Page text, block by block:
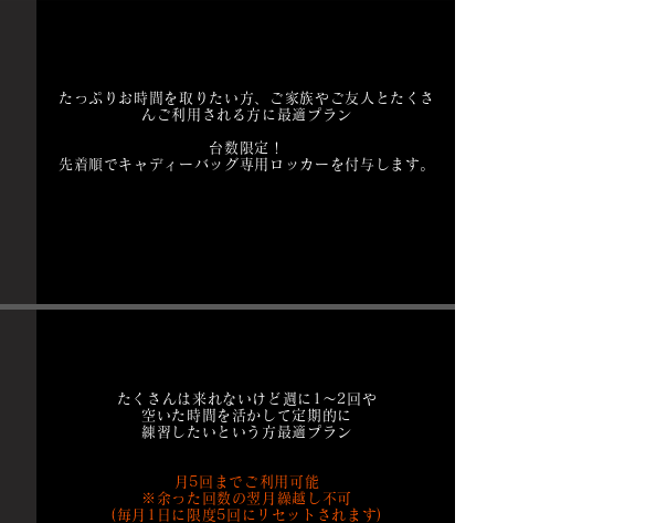
たっぷりお時間を取りたい方、ご家族やご友人とたくさ
んご利用される方に最適プラン
台数限定！
先着順でキャディーバッグ専用ロッカーを付与します。
たくさんは来れないけど週に1～2回や
空いた時間を活かして 定期的に
練習したいという方最適プラン
月5回までご利用可能
※余った回数の翌月繰越し不可
(毎月1日に限度5回にリセットされます)